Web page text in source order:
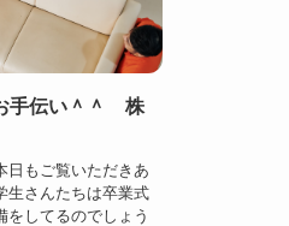
手伝い＾＾ 株
日もご覧いただきあ
生さんたちは卒業式
をしてるのでしょう